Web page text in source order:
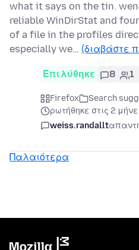
what it says on the tin.
reliable WinDirStat and
of a file in the profiles
especially we… (διαβάστε
Επιλύθηκε 8 1
Firefox
Search
ρωτήθηκε στις 2
weiss.randallt
Παλαιότερα